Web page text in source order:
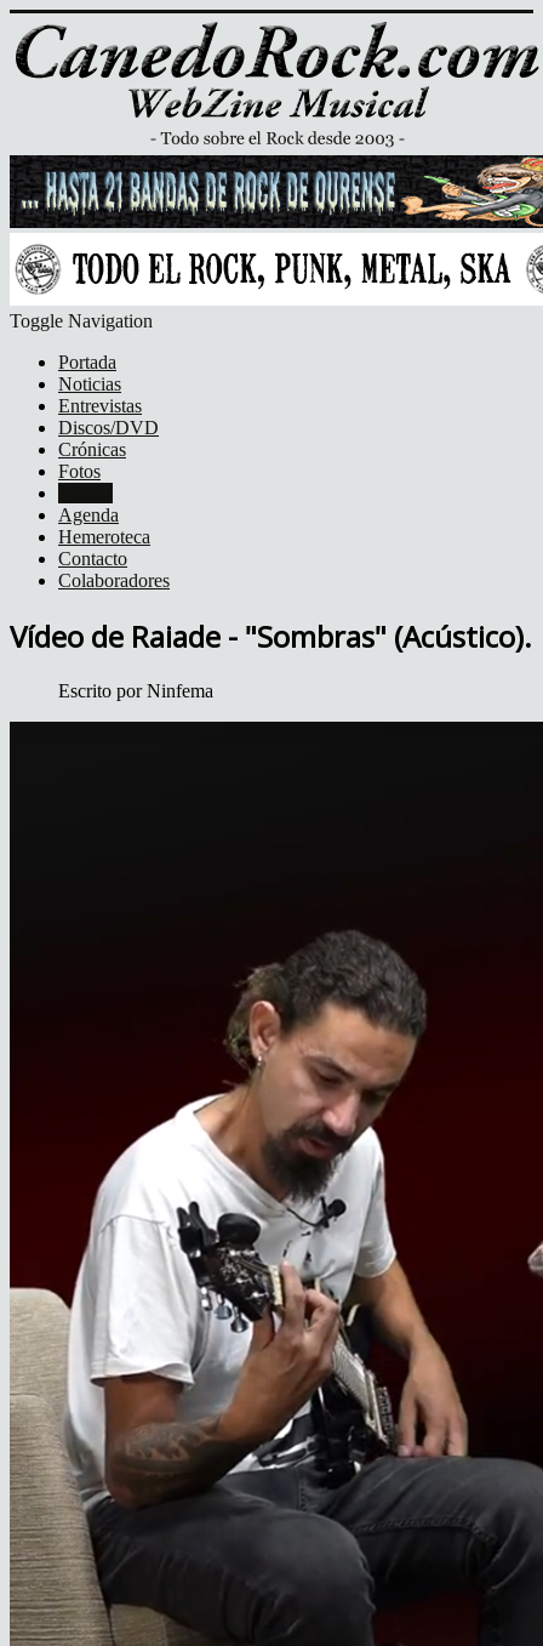
Toggle Navigation
Portada
Noticias
Entrevistas
Discos/DVD
Crónicas
Fotos
Agenda
Hemeroteca
Contacto
Colaboradores
Vídeo de Raiade - "Sombras" (Acústico).
Escrito porNinfema